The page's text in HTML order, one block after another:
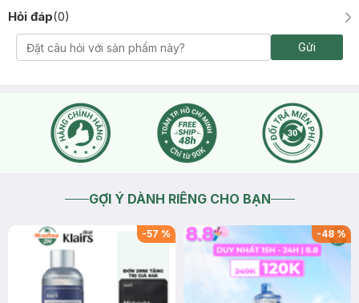
Hỏi đáp(0)
Gửi
GỢI Ý DÀNH RIÊNG CHO BẠN
-57 % -48%